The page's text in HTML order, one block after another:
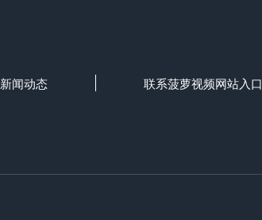
新闻动态 联系菠萝视频网站入口